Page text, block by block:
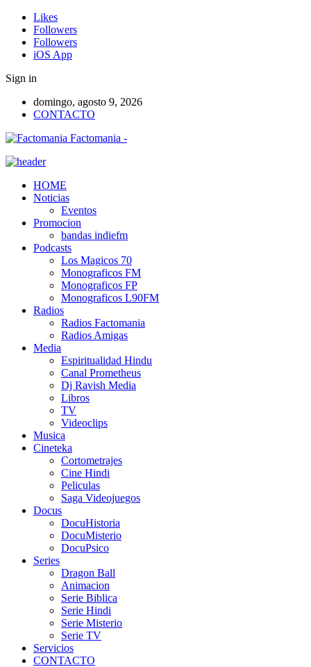
Likes
Followers
Followers
iOS App
Sign in
domingo, agosto 9, 2026
CONTACTO
Factomania -
HOME
Noticias
Eventos
Promocion
bandas indiefm
Podcasts
Los Magicos 70
Monograficos FM
Monograficos FP
Monograficos L90FM
Radios
Radios Factomania
Radios Amigas
Media
Espiritualidad Hindu
Canal Prometheus
Dj Ravish Media
Libros
TV
Videoclips
Musica
Cineteka
Cortometrajes
Cine Hindi
Peliculas
Saga Videojuegos
Docus
DocuHistoria
DocuMisterio
DocuPsico
Series
Dragon Ball
Animacion
Serie Biblica
Serie Hindi
Serie Misterio
Serie TV
Servicios
CONTACTO